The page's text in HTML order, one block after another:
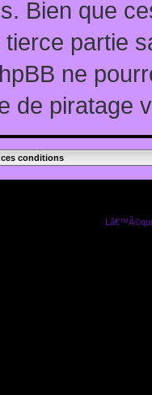
Bien que
partie
ne
de piratage